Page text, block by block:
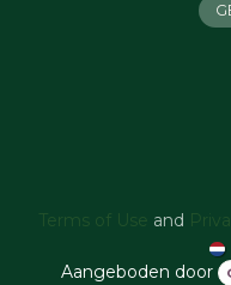
Terms of Use and
Aangeboden door